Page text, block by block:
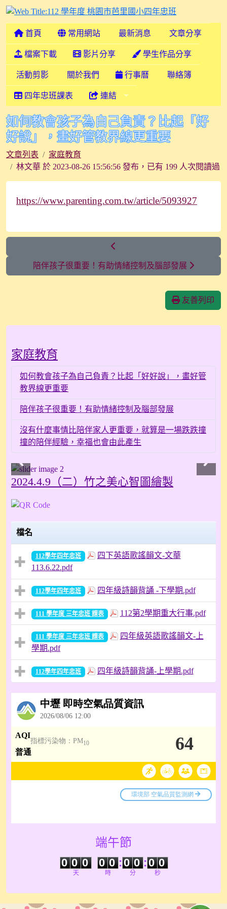
首頁 常用網站 最新消息 文章分享
檔案下載 影片分享 學生作品分享
活動剪影 關於我們 行事曆 聯絡簿
四年忠班課表 連結
如何教會孩子為自己負責？比起「好
好說」，畫好管教界線更重要
文章列表
家庭教育
林文華 於 2023-08-26 15:56:56 發布，已有 199 人次閱讀過
https://www.parenting.com.tw/article/5093927
陪伴孩子很重要！有助情緒控制及腦部發展
友善列印
Over View
家庭教育
如何教會孩子為自己負責？比起「好好說」，畫好管
教界線更重要
陪伴孩子很重要！有助情緒控制及腦部發展
沒有什麼事情比陪伴家人更重要，就算是一場跌跌撞
撞的陪伴經驗，幸福也會由此產生
2024.4.9（二）竹之美心智圖繪製
檔名
112學年四年忠班
四下英語歌謠韻文-文華
113.6.22.pdf
112學年四年忠班 四年級詩韻背誦 -下學期.pdf
111 學年度 三年忠班 課表 112第2學期重大行事.pdf
111 學年度 三年忠班 課表
四年級英語歌謠韻文-上
學期.pdf
112學年四年忠班 四年級詩韻背誦-上學期.pdf
端午節
0 0 0
天
0
0
0
0
時
:
0
0 0
分
:0 0
秒